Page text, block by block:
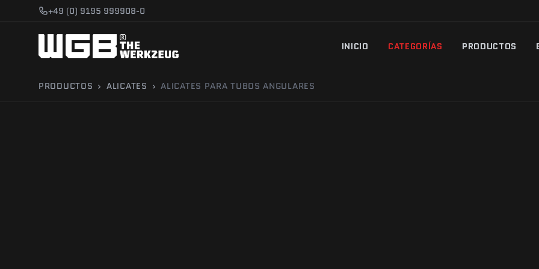
Saltar al contenido+49 (0) 9195 999908-0
INICIO CATEGORÍAS PRODUCTOS
PRODUCTOS › ALICATES › ALICATES PARA TUBOS ANGULARES